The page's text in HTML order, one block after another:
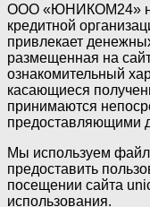
ООО «ЮНИКОМ24» не
кредитной
привлекает
размещенная на
ознакомительный
касающиеся
принимаются
предоставляющими
Мы используем
предоставить
посещении сайта
использования.